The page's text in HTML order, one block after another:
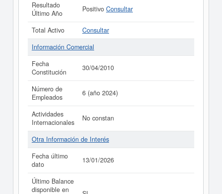
Resultado
Último Año
Positivo Consultar
Total Activo
Consultar
Información Comercial
Fecha
Constitución
30/04/2010
Número de
Empleados
6 (año 2024)
Actividades
Internacionales
No constan
Otra Información de Interés
Fecha último
dato
13/01/2026
Último Balance
disponible en